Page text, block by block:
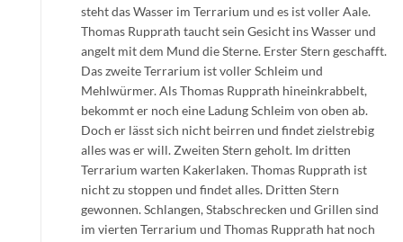
steht das Wasser im Terrarium und es ist voller Aale.
Thomas Rupprath taucht sein Gesicht ins Wasser und
angelt mit dem Mund die Sterne. Erster Stern geschafft.
Das zweite Terrarium ist voller Schleim und
Mehlwürmer. Als Thomas Rupprath hineinkrabbelt,
bekommt er noch eine Ladung Schleim von oben ab.
Doch er lässt sich nicht beirren und findet zielstrebig
alles was er will. Zweiten Stern geholt. Im dritten
Terrarium warten Kakerlaken. Thomas Rupprath ist
nicht zu stoppen und findet alles. Dritten Stern
gewonnen. Schlangen, Stabschrecken und Grillen sind
im vierten Terrarium und Thomas Rupprath hat noch